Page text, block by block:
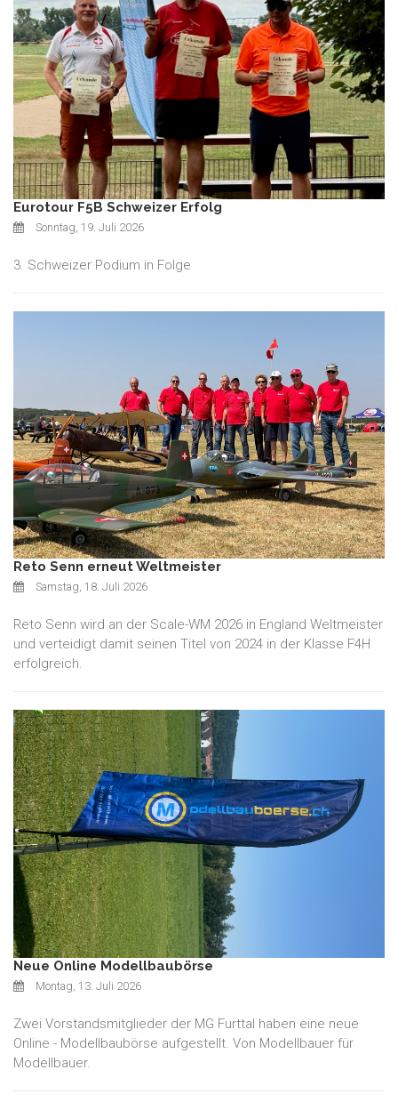
Eurotour F5B Schweizer Erfolg
Sonntag, 19. Juli 2026
3. Schweizer Podium in Folge
Reto Senn erneut Weltmeister
Samstag, 18. Juli 2026
Reto Senn wird an der Scale-WM 2026 in England Weltmeister
und verteidigt damit seinen Titel von 2024 in der Klasse F4H
erfolgreich.
Neue Online Modellbaubörse
Montag, 13. Juli 2026
Zwei Vorstandsmitglieder der MG Furttal haben eine neue
Online - Modellbaubörse aufgestellt. Von Modellbauer für
Modellbauer.